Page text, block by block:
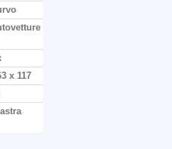
x 117